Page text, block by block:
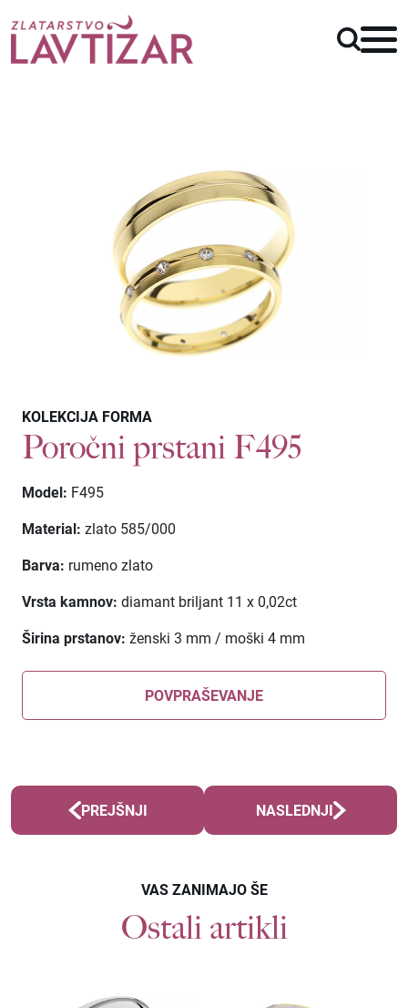
KOLEKCIJA FORMA
Poročni prstani F495
Model: F495
Material: zlato 585/000
Barva: rumeno zlato
Vrsta kamnov: diamant briljant 11 x 0,02ct
Širina prstanov: ženski 3 mm / moški 4 mm
POVPRAŠEVANJE
PREJŠNJI NASLEDNJI
VAS ZANIMAJO ŠE
Ostali artikli